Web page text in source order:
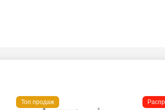
Топ продаж